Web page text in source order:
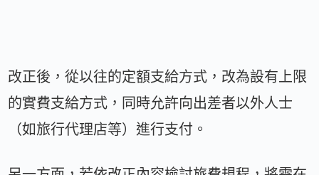
改正後，從以往的定額支給方式，改為設有上限
的實費支給方式，同時允許向出差者以外人士
（如旅行代理店等）進行支付。